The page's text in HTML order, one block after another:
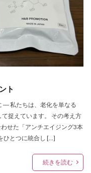
ト
― 私たちは、老化を単なる
て捉えています。 その考え方
せた「アンチエイジング3本
ひとつに統合し […]
続きを読む